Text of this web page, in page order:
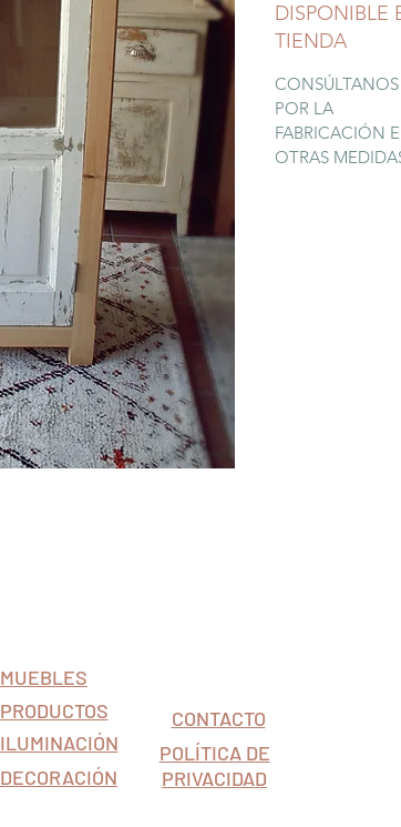
DISPONIBLE
TIENDA
CONSÚLTANOS
POR LA
FABRICACIÓN
OTRAS
MUEBLES
PRODUCTOS
ILUMINACIÓN
DECORACIÓN
CONTACTO
POLÍTICA DE
PRIVACIDAD